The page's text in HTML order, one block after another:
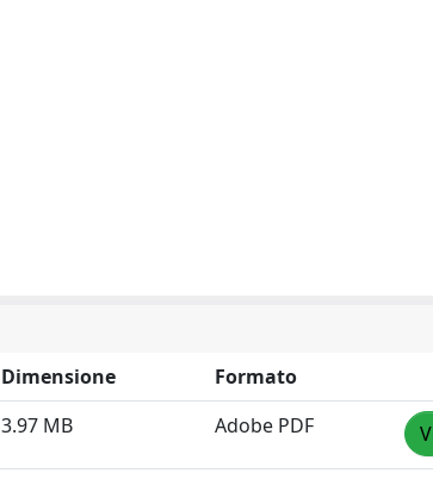
Dimensione
Formato
3.97 MB Adobe PDF